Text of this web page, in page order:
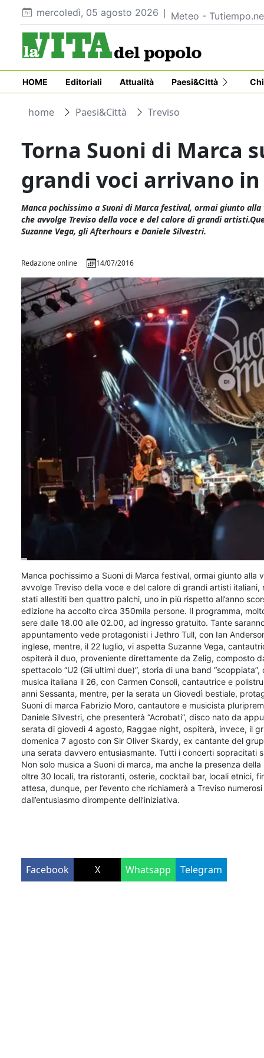
mercoledì, 05 agosto 2026 Meteo -
HOME Editoriali Attualità Paesi&Città
home Paesi&Città Treviso
Torna Suoni di Marca
grandi voci arrivano
Manca pochissimo a Suoni di Marca festival, ormai giunto
che avvolge Treviso della voce e del calore di grandi
Suzanne Vega, gli Afterhours e Daniele Silvestri.
Redazione online 14/07/2016
Manca pochissimo a Suoni di Marca festival, ormai giunto
avvolge Treviso della voce e del calore di grandi artisti italiani,
stati allestiti ben quattro palchi, uno in più rispetto all’anno
edizione ha accolto circa 350mila persone. Il programma,
sere dalle 18.00 alle 02.00, ad ingresso gratuito. Tante
appuntamento vede protagonisti i Jethro Tull, con Ian
inglese, mentre, il 22 luglio, vi aspetta Suzanne Vega,
ospiterà il duo, proveniente direttamente da Zelig, composto
spettacolo “U2 (Gli ultimi due)”, storia di una band
musica italiana il 26, con Carmen Consoli, cantautrice e
anni Sessanta, mentre, per la serata un Giovedì bestiale,
Suoni di marca Fabrizio Moro, cantautore e musicista
Daniele Silvestri, che presenterà “Acrobati”, disco nato da
serata di giovedì 4 agosto, Raggae night, ospiterà, invece, il
domenica 7 agosto con Sir Oliver Skardy, ex cantante del
una serata davvero entusiasmante. Tutti i concerti sopracitati
Non solo musica a Suoni di marca, ma anche la presenza
oltre 30 locali, tra ristoranti, osterie, cocktail bar, locali etnici,
attesa, dunque, per l’evento che richiamerà a Treviso
dall’entusiasmo dirompente dell’iniziativa.
Facebook X Whatsapp Telegram